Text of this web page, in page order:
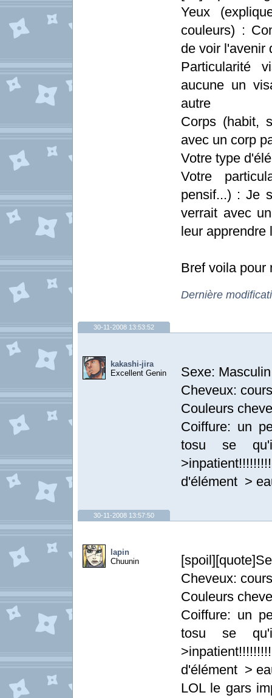
Yeux
couleurs) :
de voir l'avenir
Particularité
aucune un
autre
Corps (habit,
avec un corp
Votre type
Votre
pensif...) : Je
verrait avec
leur apprendre
Bref voila pour
Dernière
30-11-2008 13:53:52
kakashi-jira
Excellent Genin
Sexe: Masculin
Cheveux: cours
Couleurs
Coiffure: un
tosu se
d'élément >
30-11-2008 13:57:50
lapin
Chuunin
Cheveux: cours
Couleurs
Coiffure: un
tosu se
d'élément >
LOL le gars